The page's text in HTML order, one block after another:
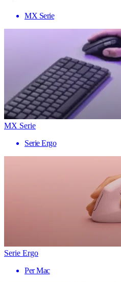
MX Serie
MX Serie
Serie Ergo
Serie Ergo
Per Mac